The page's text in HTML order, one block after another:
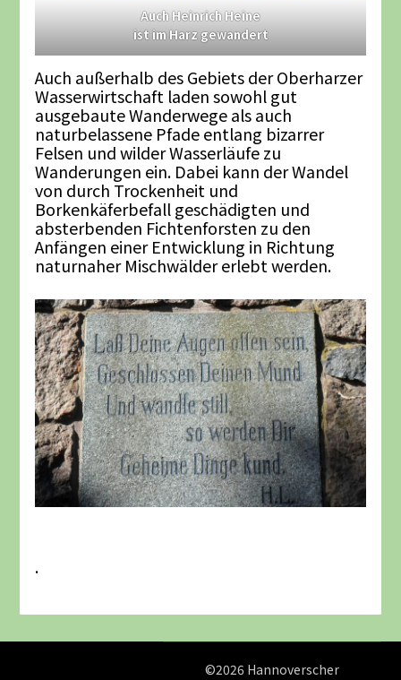
Auch Heinrich Heine
ist im Harz gewandert
Auch außerhalb des Gebiets der Oberharzer
Wasserwirtschaft laden sowohl gut
ausgebaute Wanderwege als auch
naturbelassene Pfade entlang bizarrer
Felsen und wilder Wasserläufe zu
Wanderungen ein. Dabei kann der Wandel
von durch Trockenheit und
Borkenkäferbefall geschädigten und
absterbenden Fichtenforsten zu den
Anfängen einer Entwicklung in Richtung
naturnaher Mischwälder erlebt werden.
.
©2026 Hannoverscher